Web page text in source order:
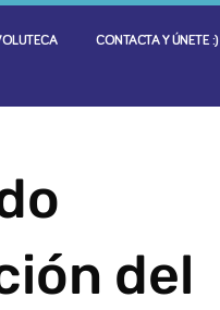
CONTACTA Y ÚNETE :)
del